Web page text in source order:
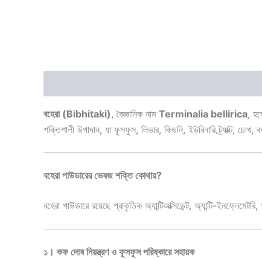
বহেরা (Bibhitaki) , বৈজ্ঞানিক নাম Terminalia bellirica,
শক্তিশালী উপাদান, যা ফুসফুস, লিভার, কিডনি, ইউরিনারি ট্র্যাক্ট,
বহেরা পাউডারের ভেষজ শক্তি কোথায়?
বহেরা পাউডারে রয়েছে প্রাকৃতিক অ্যান্টিঅক্সিডেন্ট, অ্যান্টি-
১। কফ দোষ নিয়ন্ত্রণ ও ফুসফুস পরিষ্কারে সহায়ক